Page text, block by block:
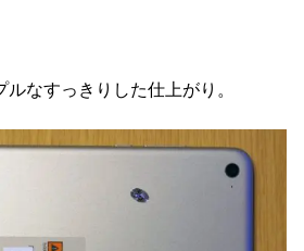
なすっきりした仕上がり。